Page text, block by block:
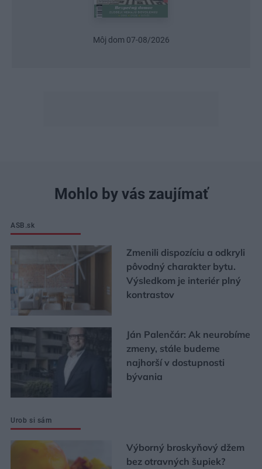
Môj dom 07-08/2026
Mohlo by vás zaujímať
ASB.sk
Zmenili dispozíciu a odkryli
pôvodný charakter bytu.
Výsledkom je interiér plný
kontrastov
Ján Palenčár: Ak neurobíme
zmeny, stále budeme
najhorší v dostupnosti
bývania
Urob si sám
Výborný broskyňový džem
bez otravných šupiek?